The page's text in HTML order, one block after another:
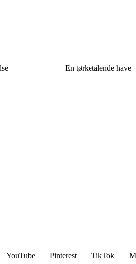
En tørketålende have
YouTube Pinterest TikTok